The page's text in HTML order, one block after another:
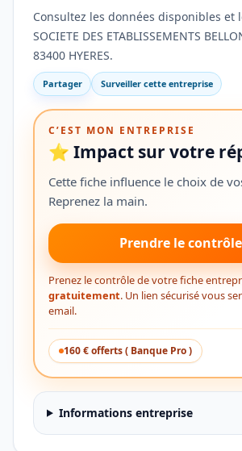
Consultez les données disponibles et
SOCIETE DES ETABLISSEMENTS
83400 HYERES.
Partager Surveiller cette entreprise
C’EST MON ENTREPRISE
⭐ Impact sur votre
Cette fiche influence le choix de
Reprenez la main.
Prendre le contrôle
Prenez le contrôle de votre fiche
gratuitement. Un lien sécurisé vous
email.
160 € offerts ( Banque Pro )
Informations entreprise